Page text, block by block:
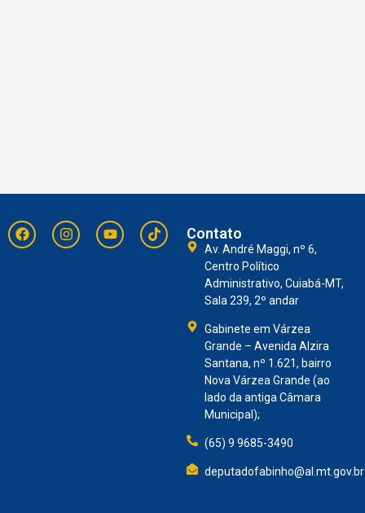
Contato
Av. André Maggi, nº 6,
Centro Político
Administrativo, Cuiabá-MT,
Sala 239, 2º andar
Gabinete em Várzea
Grande – Avenida Alzira
Santana, nº 1.621, bairro
Nova Várzea Grande (ao
lado da antiga Câmara
Municipal);
(65) 9 9685-3490
deputadofabinho@al.mt.gov.br